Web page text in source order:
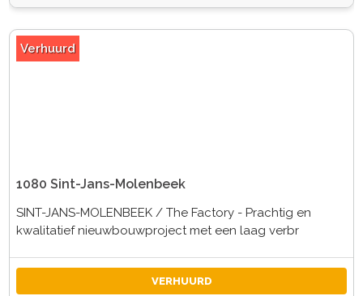
Verhuurd
1080 Sint-Jans-Molenbeek
SINT-JANS-MOLENBEEK / The Factory - Prachtig en
kwalitatief nieuwbouwproject met een laag verbr
VERHUURD